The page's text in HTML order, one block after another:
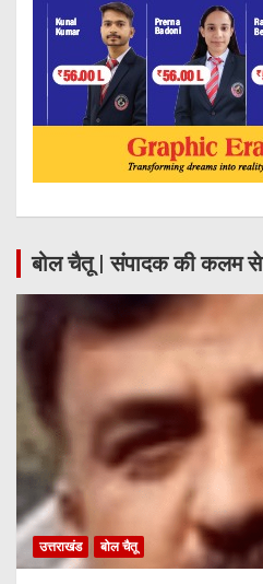
बोल चैतू | संपादक की कलम से
उत्तराखंड बोल चैतू